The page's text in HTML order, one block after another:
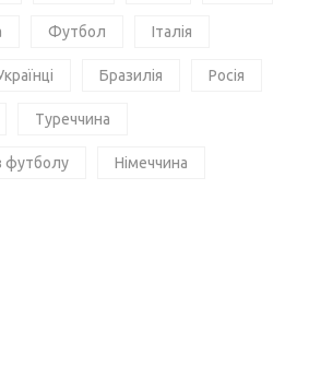
Футбол Італія
Бразилія Росія
Туреччина
футболу Німеччина